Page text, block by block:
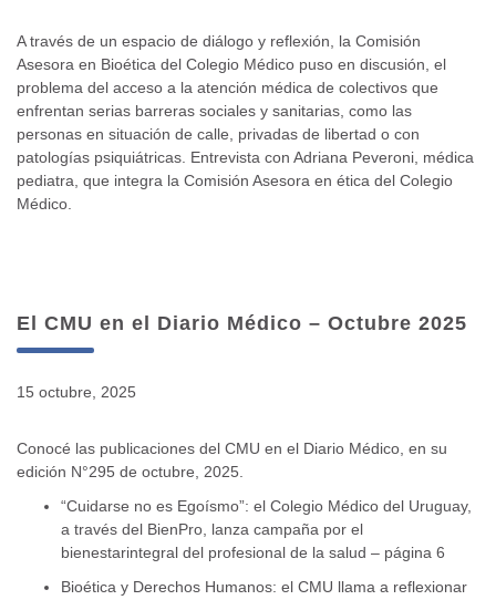
A través de un espacio de diálogo y reflexión, la Comisión
Asesora en Bioética del Colegio Médico puso en discusión, el
problema del acceso a la atención médica de colectivos que
enfrentan serias barreras sociales y sanitarias, como las
personas en situación de calle, privadas de libertad o con
patologías psiquiátricas. Entrevista con Adriana Peveroni, médica
pediatra, que integra la Comisión Asesora en ética del Colegio
Médico.
El CMU en el Diario Médico – Octubre 2025
15 octubre, 2025
Conocé las publicaciones del CMU en el Diario Médico, en su
edición N°295 de octubre, 2025.
“Cuidarse no es Egoísmo”: el Colegio Médico del Uruguay,
a través del BienPro, lanza campaña por el
bienestarintegral del profesional de la salud – página 6
Bioética y Derechos Humanos: el CMU llama a reflexionar